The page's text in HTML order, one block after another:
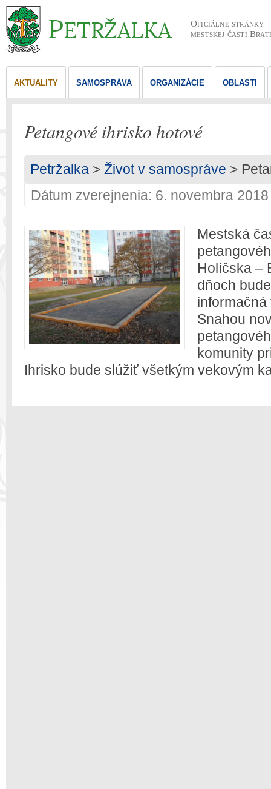
Oficiálne stránky
mestskej časti
AKTUALITY SAMOSPRÁVA ORGANIZÁCIE OBLASTI
Petangové ihrisko hotové
Petržalka > Život v samospráve >
Dátum zverejnenia: 6. novembra 2018
Mestská
Holíčska –
dňoch
Snahou
komunity
Ihrisko bude slúžiť všetkým vekovým